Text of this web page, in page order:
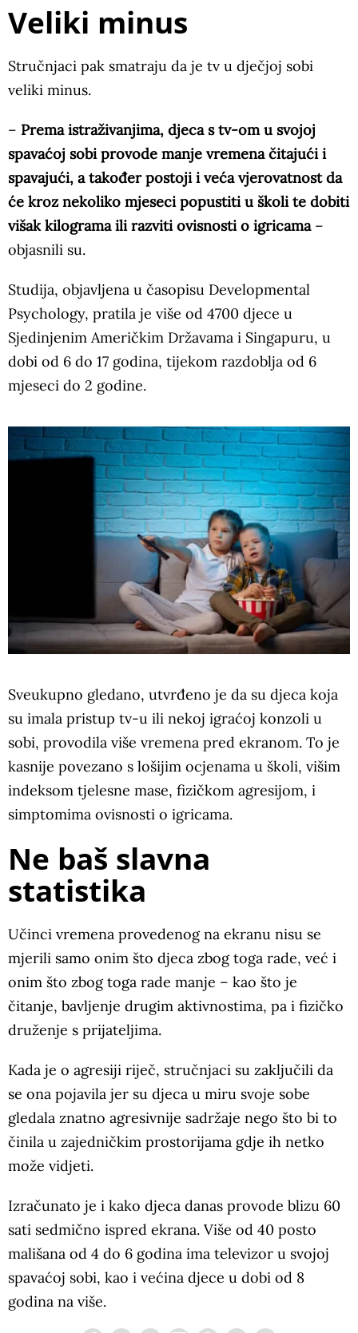
Veliki minus
Stručnjaci pak smatraju da je tv u dječjoj sobi
veliki minus.
– Prema istraživanjima, djeca s tv-om u svojoj
spavaćoj sobi provode manje vremena čitajući i
spavajući, a također postoji i veća vjerovatnost da
će kroz nekoliko mjeseci popustiti u školi te dobiti
višak kilograma ili razviti ovisnosti o igricama –
objasnili su.
Studija, objavljena u časopisu Developmental
Psychology, pratila je više od 4700 djece u
Sjedinjenim Američkim Državama i Singapuru, u
dobi od 6 do 17 godina, tijekom razdoblja od 6
mjeseci do 2 godine.
Sveukupno gledano, utvrđeno je da su djeca koja
su imala pristup tv-u ili nekoj igraćoj konzoli u
sobi, provodila više vremena pred ekranom. To je
kasnije povezano s lošijim ocjenama u školi, višim
indeksom tjelesne mase, fizičkom agresijom, i
simptomima ovisnosti o igricama.
Ne baš slavna
statistika
Učinci vremena provedenog na ekranu nisu se
mjerili samo onim što djeca zbog toga rade, već i
onim što zbog toga rade manje – kao što je
čitanje, bavljenje drugim aktivnostima, pa i fizičko
druženje s prijateljima.
Kada je o agresiji riječ, stručnjaci su zaključili da
se ona pojavila jer su djeca u miru svoje sobe
gledala znatno agresivnije sadržaje nego što bi to
činila u zajedničkim prostorijama gdje ih netko
može vidjeti.
Izračunato je i kako djeca danas provode blizu 60
sati sedmično ispred ekrana. Više od 40 posto
mališana od 4 do 6 godina ima televizor u svojoj
spavaćoj sobi, kao i većina djece u dobi od 8
godina na više.